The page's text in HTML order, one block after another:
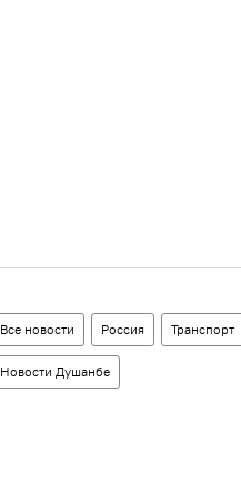
Все новости Россия Транспорт
Новости Душанбе